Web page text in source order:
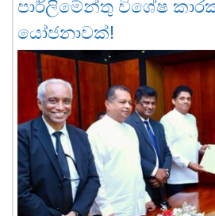
පාර්ලිමේන්තු විශේෂ
යෝජනාවක්!